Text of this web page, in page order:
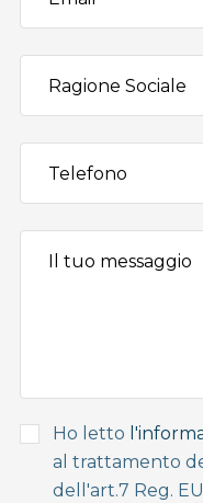
Ho letto
al trattamento
dell'art.7 Reg.